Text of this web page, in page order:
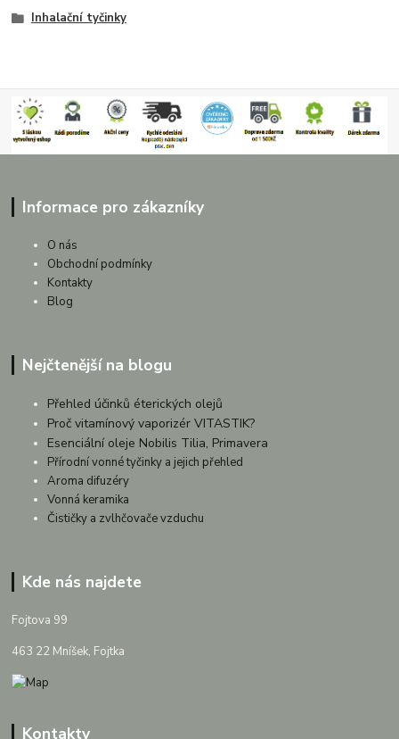
Inhalační tyčinky
Informace pro zákazníky
O nás
Obchodní podmínky
Kontakty
Blog
Nejčtenější na blogu
Přehled účinků éterických olejů
Proč vitamínový vaporizér VITASTIK?
Esenciální oleje Nobilis Tilia, Primavera
Přírodní vonné tyčinky a jejich přehled
Aroma difuzéry
Vonná keramika
Čističky a zvlhčovače vzduchu
Kde nás najdete
Fojtova 99
463 22 Mníšek, Fojtka
Kontakty